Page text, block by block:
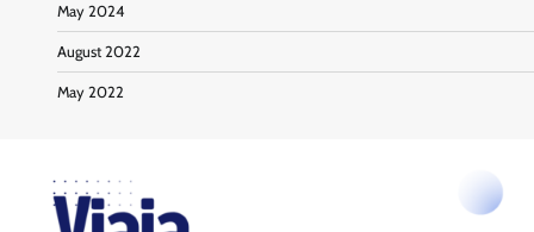
May 2024
August 2022
May 2022